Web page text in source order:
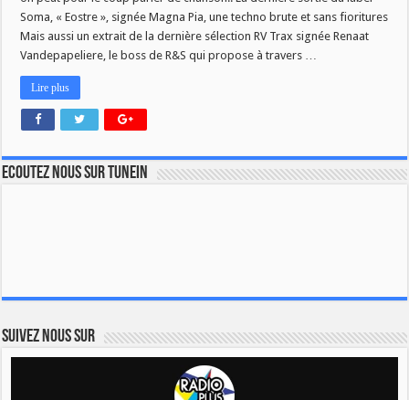
TECHNOVERDRIVE
Soma, « Eostre », signée Magna Pia, une techno brute et sans fioritures
Mais aussi un extrait de la dernière sélection RV Trax signée Renaat
Vandepapeliere, le boss de R&S qui propose à travers …
Lire plus
Ecoutez nous sur TuneIn
Suivez nous sur